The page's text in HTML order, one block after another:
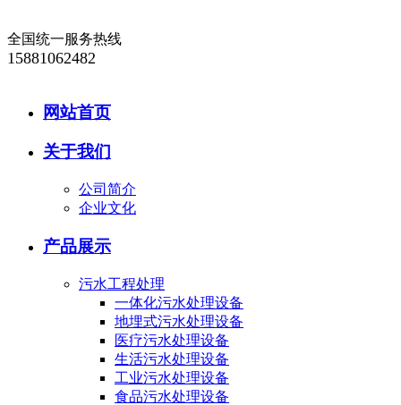
全国统一服务热线
15881062482
网站首页
关于我们
公司简介
企业文化
产品展示
污水工程处理
一体化污水处理设备
地埋式污水处理设备
医疗污水处理设备
生活污水处理设备
工业污水处理设备
食品污水处理设备